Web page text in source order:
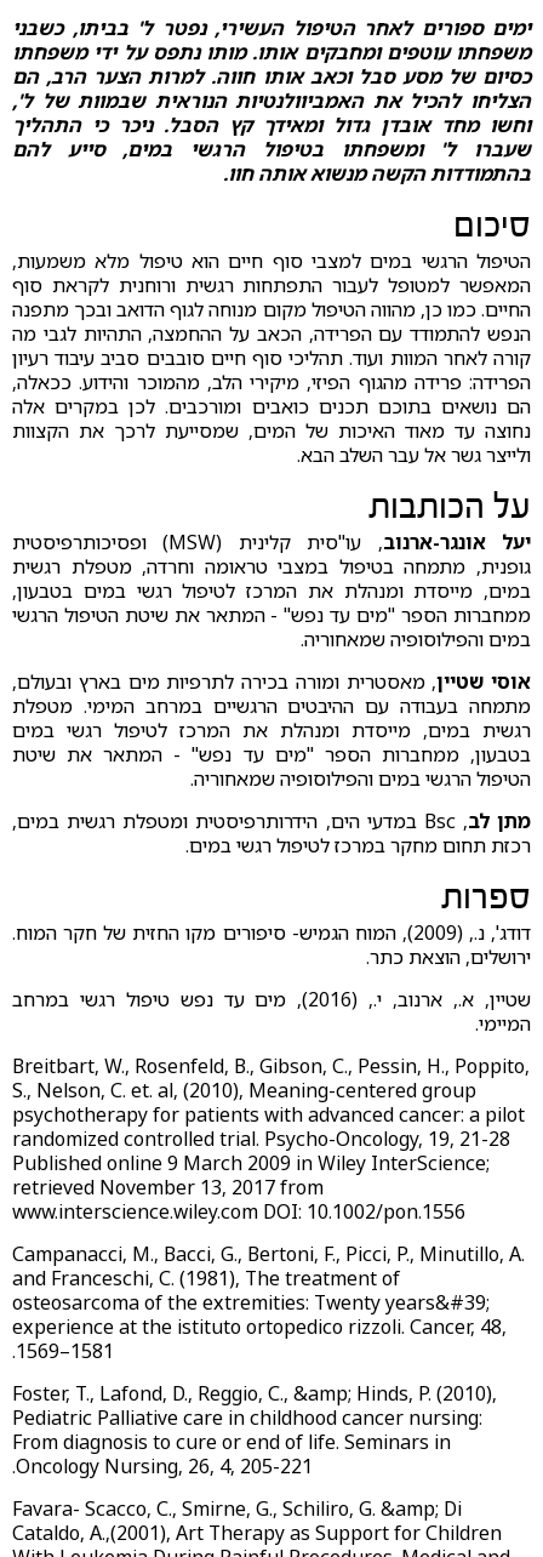
ימים ספורים לאחר הטיפול העשירי, נפטר ל' בביתו, כשבני
משפחתו עוטפים ומחבקים אותו. מותו נתפס על ידי משפחתו
כסיום של מסע סבל וכאב אותו חווה. למרות הצער הרב, הם
הצליחו להכיל את האמביוולנטיות הנוראית שבמוות של ל',
וחשו מחד אובדן גדול ומאידך קץ הסבל. ניכר כי התהליך
שעברו ל' ומשפחתו בטיפול הרגשי במים, סייע להם
בהתמודדות הקשה מנשוא אותה חוו.
סיכום
הטיפול הרגשי במים למצבי סוף חיים הוא טיפול מלא משמעות,
המאפשר למטופל לעבור התפתחות רגשית ורוחנית לקראת סוף
החיים. כמו כן, מהווה הטיפול מקום מנוחה לגוף הדואב ובכך מתפנה
הנפש להתמודד עם הפרידה, הכאב על ההחמצה, התהיות לגבי מה
קורה לאחר המוות ועוד. תהליכי סוף חיים סובבים סביב עיבוד רעיון
הפרידה: פרידה מהגוף הפיזי, מיקירי הלב, מהמוכר והידוע. ככאלה,
הם נושאים בתוכם תכנים כואבים ומורכבים. לכן במקרים אלה
נחוצה עד מאוד האיכות של המים, שמסייעת לרכך את הקצוות
ולייצר גשר אל עבר השלב הבא.
על הכותבות
יעל אונגר-ארנוב
, עו"סית קלינית (MSW) ופסיכותרפיסטית
גופנית, מתמחה בטיפול במצבי טראומה וחרדה, מטפלת רגשית
במים, מייסדת ומנהלת את המרכז לטיפול רגשי במים בטבעון,
ממחברות הספר "מים עד נפש" - המתאר את שיטת הטיפול הרגשי
במים והפילוסופיה שמאחוריה.
אוסי שטיין, מאסטרית ומורה בכירה לתרפיות מים בארץ ובעולם,
מתמחה בעבודה עם ההיבטים הרגשיים במרחב המימי. מטפלת
רגשית במים, מייסדת ומנהלת את המרכז לטיפול רגשי במים
בטבעון, ממחברות הספר "מים עד נפש" - המתאר את שיטת
הטיפול הרגשי במים והפילוסופיה שמאחוריה.
מתן לב
, Bsc במדעי הים, הידרותרפיסטית ומטפלת רגשית במים,
רכזת תחום מחקר במרכז לטיפול רגשי במים.
ספרות
דודג', נ., (2009), המוח הגמיש- סיפורים מקו החזית של חקר המוח.
ירושלים, הוצאת כתר.
שטיין, א., ארנוב, י., (2016), מים עד נפש טיפול רגשי במרחב
המיימי.
Breitbart, W., Rosenfeld, B., Gibson, C., Pessin, H., Poppito,
S., Nelson, C. et. al, (2010), Meaning-centered group
psychotherapy for patients with advanced cancer: a pilot
randomized controlled trial. Psycho-Oncology, 19, 21-28
Published online 9 March 2009 in Wiley InterScience;
retrieved November 13, 2017 from
www.interscience.wiley.com DOI: 10.1002/pon.1556
Campanacci, M., Bacci, G., Bertoni, F., Picci, P., Minutillo, A.
and Franceschi, C. (1981), The treatment of
osteosarcoma of the extremities: Twenty years&#39;
experience at the istituto ortopedico rizzoli. Cancer, 48,
1569–1581.
Foster, T., Lafond, D., Reggio, C., &amp; Hinds, P. (2010),
Pediatric Palliative care in childhood cancer nursing:
From diagnosis to cure or end of life. Seminars in
Oncology Nursing, 26, 4, 205-221.
Favara- Scacco, C., Smirne, G., Schiliro, G. &amp; Di
Cataldo, A.,(2001), Art Therapy as Support for Children